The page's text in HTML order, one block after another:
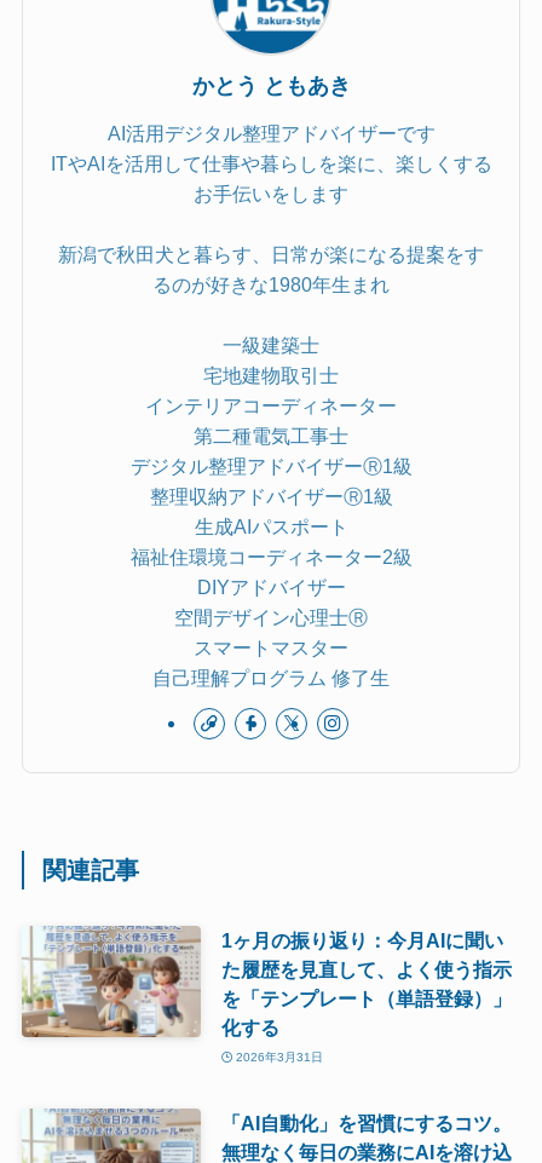
かとう ともあき
AI活用デジタル整理アドバイザーです
ITやAIを活用して仕事や暮らしを楽に、楽しくする
お手伝いをします
新潟で秋田犬と暮らす、日常が楽になる提案をす
るのが好きな1980年生まれ
一級建築士
宅地建物取引士
インテリアコーディネーター
第二種電気工事士
デジタル整理アドバイザーⓇ1級
整理収納アドバイザーⓇ1級
生成AIパスポート
福祉住環境コーディネーター2級
DIYアドバイザー
空間デザイン心理士Ⓡ
スマートマスター
自己理解プログラム 修了生
関連記事
1ヶ月の振り返り：今月AIに聞い
た履歴を見直して、よく使う指示
を「テンプレート（単語登録）」
化する
2026年3月31日
「AI自動化」を習慣にするコツ。
無理なく毎日の業務にAIを溶け込